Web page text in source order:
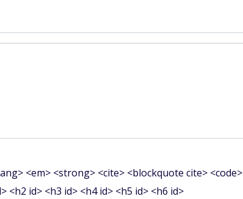
<em> <strong> <cite> <blockquote cite>
<h2 id> <h3 id> <h4 id> <h5 id> <h6 id>